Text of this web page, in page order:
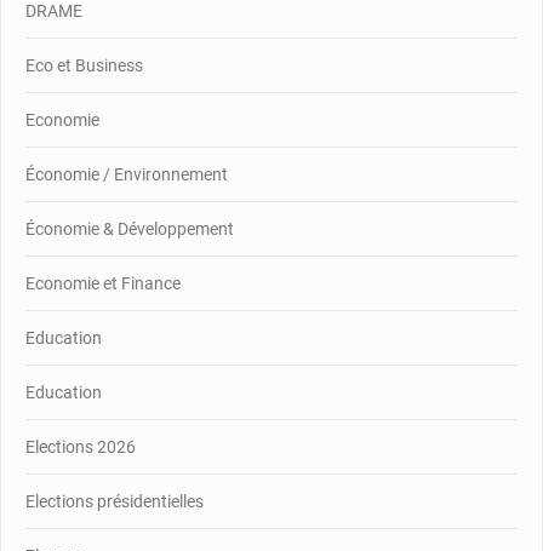
DRAME
Eco et Business
Economie
Économie / Environnement
Économie & Développement
Economie et Finance
Education
Education
Elections 2026
Elections présidentielles